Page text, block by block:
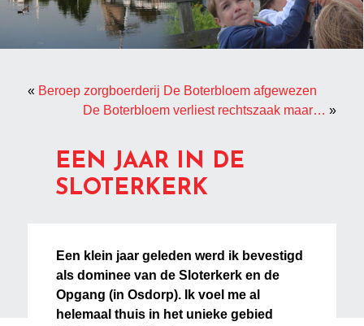
« Beroep zorgboerderij De Boterbloem afgewezen
De Boterbloem verliest rechtszaak maar… »
EEN JAAR IN DE
SLOTERKERK
Een klein jaar geleden werd ik bevestigd
als dominee van de Sloterkerk en de
Opgang (in Osdorp). Ik voel me al
helemaal thuis in het unieke gebied